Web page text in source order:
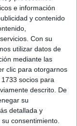
e información
y contenido
Con su
utilizar datos de
mediante las
clic para otorgarnos
socios para
descrito. De
su
detallada y
consentimiento.